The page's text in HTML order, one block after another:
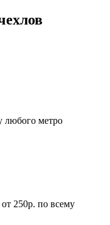
любого метро
250р. по всему